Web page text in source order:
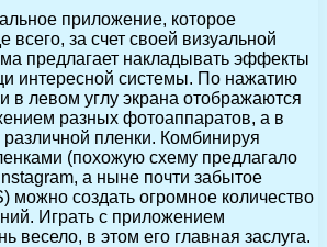
приложение, которое
всего, за счет своей визуальной
предлагает накладывать эффекты
интересной системы. По нажатию
в левом углу экрана отображаются
разных фотоаппаратов, а в
пленки. Комбинируя
(похожую схему предлагало
а ныне почти забытое
можно создать огромное количество
Играть с приложением
весело, в этом его главная заслуга.